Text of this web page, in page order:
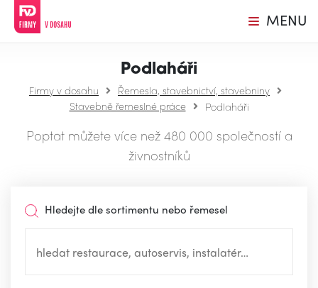
MENU
Podlaháři
Firmy v dosahu
Řemesla, stavebnictví, stavebniny
Stavebně řemeslné práce
Podlaháři
Poptat můžete více než 480 000 společností a
živnostníků
Hledejte dle sortimentu nebo řemesel